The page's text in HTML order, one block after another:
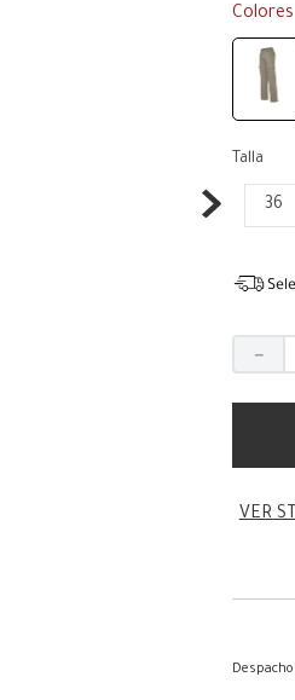
Colores
Talla
36
－
VER